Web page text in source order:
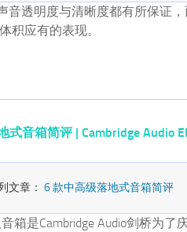
声音透明度与清晰度都有所保证
积应有的表现。
式音箱简评 | Cambridge Audio
文章：6 款中高级落地式音箱简评
音箱是Cambridge Audio剑桥为